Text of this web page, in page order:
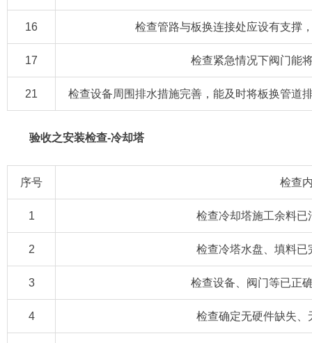
16 检查管路与板换连接处应设有支撑
17 检查紧急情况下阀门能
21 检查设备周围排水措施完善，能及时将板换管道
验收之安装检查-冷却塔
序号 检查
1 检查冷却塔施工余料已
2 检查冷塔水盘、填料已
3 检查设备、阀门等已正
4 检查确定无硬件缺失、